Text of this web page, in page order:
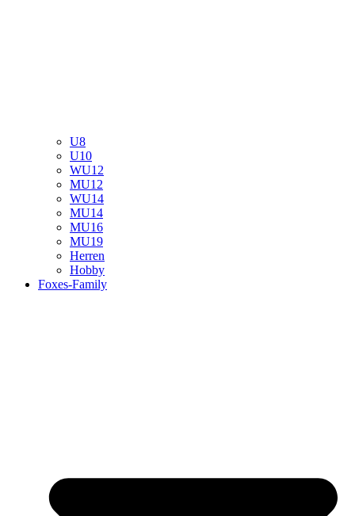
U8
U10
WU12
MU12
WU14
MU14
MU16
MU19
Herren
Hobby
Foxes-Family